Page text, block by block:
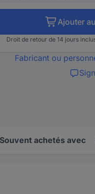
Ajouter
Droit de retour de 14 jours
Fabricant ou
Souvent achetés avec